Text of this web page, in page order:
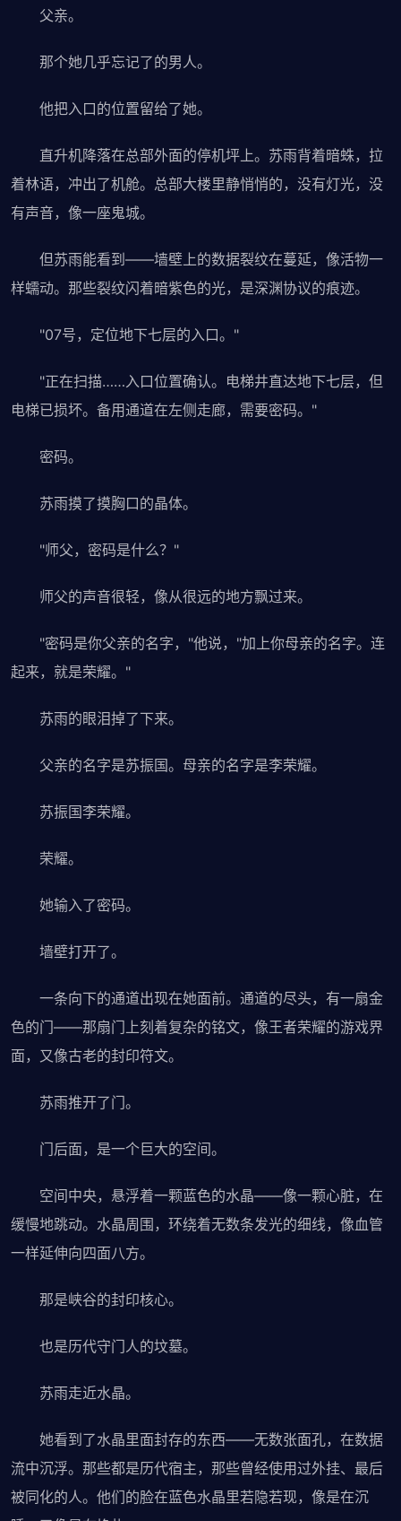
父亲。
那个她几乎忘记了的男人。
他把入口的位置留给了她。
直升机降落在总部外面的停机坪上。苏雨背着暗蛛，拉
着林语，冲出了机舱。总部大楼里静悄悄的，没有灯光，没
有声音，像一座鬼城。
但苏雨能看到——墙壁上的数据裂纹在蔓延，像活物一
样蠕动。那些裂纹闪着暗紫色的光，是深渊协议的痕迹。
"07号，定位地下七层的入口。"
"正在扫描……入口位置确认。电梯井直达地下七层，但
电梯已损坏。备用通道在左侧走廊，需要密码。"
密码。
苏雨摸了摸胸口的晶体。
"师父，密码是什么？"
师父的声音很轻，像从很远的地方飘过来。
"密码是你父亲的名字，"他说，"加上你母亲的名字。连
起来，就是荣耀。"
苏雨的眼泪掉了下来。
父亲的名字是苏振国。母亲的名字是李荣耀。
苏振国李荣耀。
荣耀。
她输入了密码。
墙壁打开了。
一条向下的通道出现在她面前。通道的尽头，有一扇金
色的门——那扇门上刻着复杂的铭文，像王者荣耀的游戏界
面，又像古老的封印符文。
苏雨推开了门。
门后面，是一个巨大的空间。
空间中央，悬浮着一颗蓝色的水晶——像一颗心脏，在
缓慢地跳动。水晶周围，环绕着无数条发光的细线，像血管
一样延伸向四面八方。
那是峡谷的封印核心。
也是历代守门人的坟墓。
苏雨走近水晶。
她看到了水晶里面封存的东西——无数张面孔，在数据
流中沉浮。那些都是历代宿主，那些曾经使用过外挂、最后
被同化的人。他们的脸在蓝色水晶里若隐若现，像是在沉